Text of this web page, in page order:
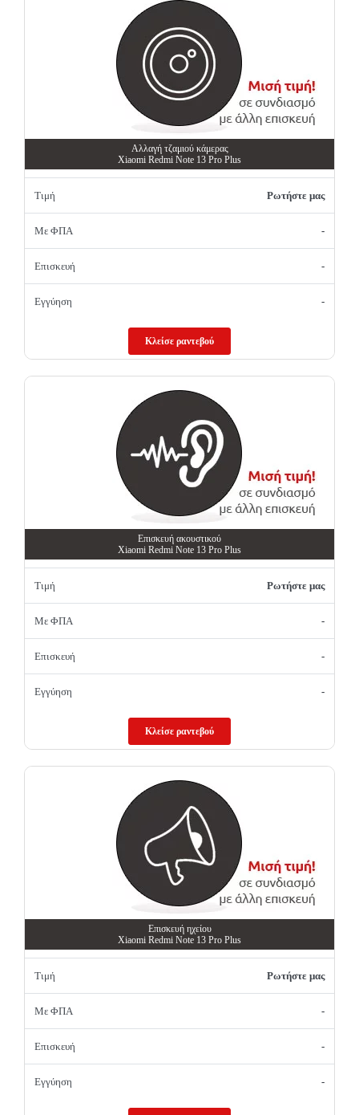
Αλλαγή τζαμιού κάμερας
Xiaomi Redmi Note 13 Pro Plus
Τιμή Ρωτήστε μας
Με ΦΠΑ -
Επισκευή -
Εγγύηση -
Κλείσε ραντεβού
Επισκευή ακουστικού
Xiaomi Redmi Note 13 Pro Plus
Τιμή Ρωτήστε μας
Με ΦΠΑ -
Επισκευή -
Εγγύηση -
Κλείσε ραντεβού
Επισκευή ηχείου
Xiaomi Redmi Note 13 Pro Plus
Τιμή Ρωτήστε μας
Με ΦΠΑ -
Επισκευή -
Εγγύηση -